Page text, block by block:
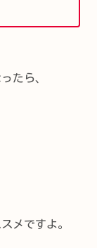
たら、
メですよ。